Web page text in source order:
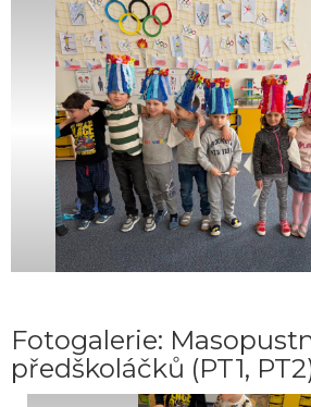
Fotogalerie:
předškoláčků (PT1,